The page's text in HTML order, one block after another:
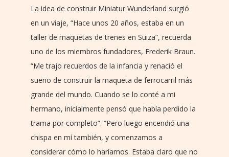
La idea de construir Miniatur Wunderland surgió
en un viaje, “Hace unos 20 años, estaba en un
taller de maquetas de trenes en Suiza”, recuerda
uno de los miembros fundadores, Frederik Braun.
“Me trajo recuerdos de la infancia y renació el
sueño de construir la maqueta de ferrocarril más
grande del mundo. Cuando se lo conté a mi
hermano, inicialmente pensó que había perdido la
trama por completo”. “Pero luego encendió una
chispa en mí también, y comenzamos a
considerar cómo lo haríamos. Estaba claro que no